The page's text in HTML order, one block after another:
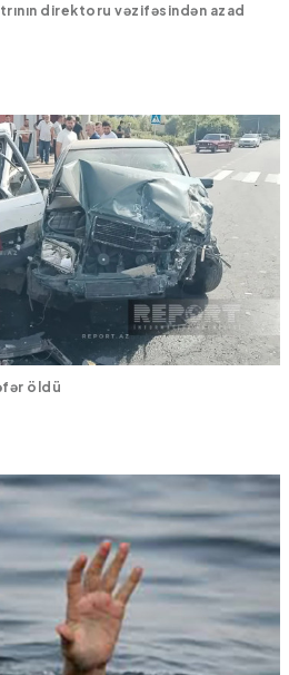
direktoru vəzifəsindən azad
öldü